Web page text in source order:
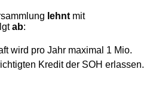
lehnt mit
ab:
wird pro Jahr maximal 1 Mio.
Kredit der SOH erlassen.